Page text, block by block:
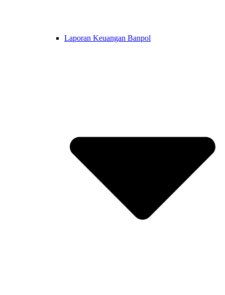
Laporan Keuangan Banpol